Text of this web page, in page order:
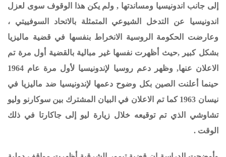
إلى جانب اندونيسيا ومساندتها , ولم يكن هذا الوقوف سوى لعزل
اندونيسيا عن التدخل الشيوعي المتمثلة بالاتحاد السوفييتي ،
وعارضت الحكومة الروسية الانخراط بنفسها في قضية ماليزيا
بشكل كبير ,حيث أظهرت نفسها غير مبالية بالقضية أول مرة تم
الاعلان عنها, وظهر دعم روسيا لإندونيسيا لأول مرة عام 1964
حينما أعلنت الصين بكل وضوح دعمها لإندونيسيا ضد ماليزيا في
نيسان 1963 كما تم الاعلان في البيان المشترك بين سوكارنو وليو
تشاوشي الذي تم توقيعه خلال زيارة ليو إلى جاكارتا في ذلك
الوقت .